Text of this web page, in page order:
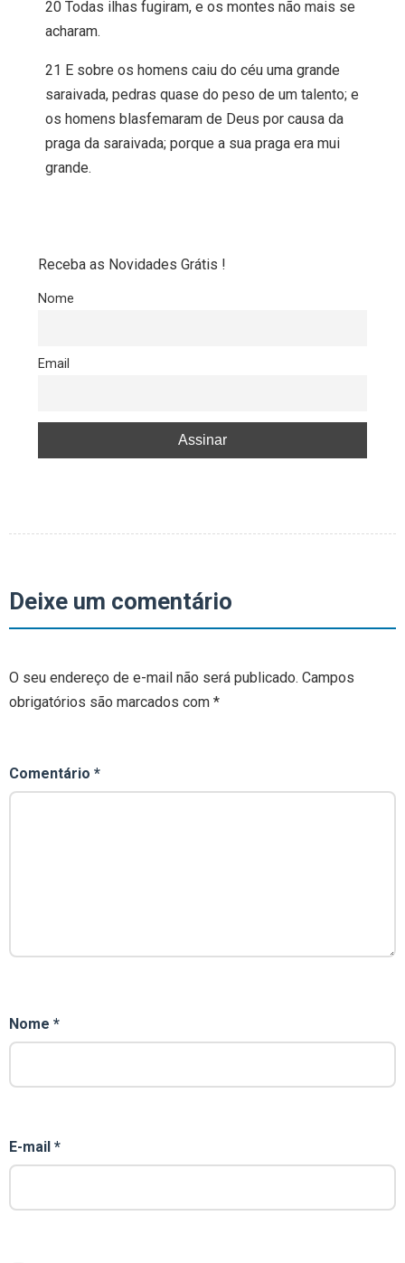
20 Todas ilhas fugiram, e os montes não mais se
acharam.
21 E sobre os homens caiu do céu uma grande
saraivada, pedras quase do peso de um talento; e
os homens blasfemaram de Deus por causa da
praga da saraivada; porque a sua praga era mui
grande.
Receba as Novidades Grátis !
Nome
Email
Deixe um comentário
O seu endereço de e-mail não será publicado. Campos
obrigatórios são marcados com *
Comentário *
Nome *
E-mail *